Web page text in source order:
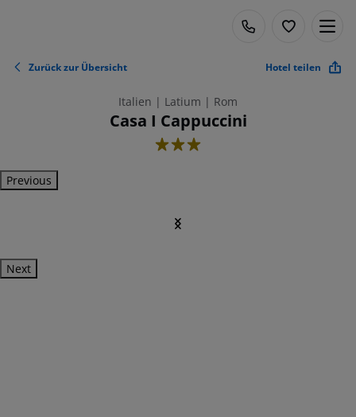
Zurück zur Übersicht Hotel teilen
Italien | Latium | Rom
Casa I Cappuccini
3
Previous
Next